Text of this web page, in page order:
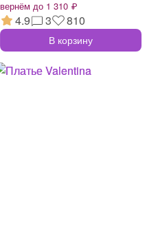
вернём до 1 310 ₽
4.9 3 810
В корзину